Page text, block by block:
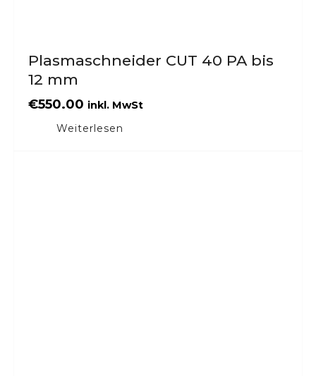
Plasmaschneider CUT 40 PA bis
12 mm
€550.00 inkl. MwSt
Weiterlesen